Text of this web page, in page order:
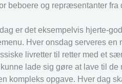
beboere og repræsentanter
er det eksempelvis hjerte-
Hver onsdag serveres en
livretter til retter med et
lade sig gøre at lave til
kompleks opgave. Hver dag